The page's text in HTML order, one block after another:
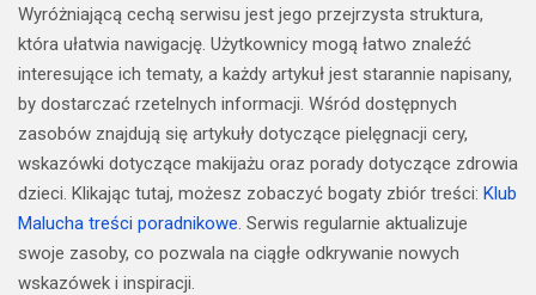
Wyróżniającą cechą serwisu jest jego przejrzysta struktura,
która ułatwia nawigację. Użytkownicy mogą łatwo znaleźć
interesujące ich tematy, a każdy artykuł jest starannie napisany,
by dostarczać rzetelnych informacji. Wśród dostępnych
zasobów znajdują się artykuły dotyczące pielęgnacji cery,
wskazówki dotyczące makijażu oraz porady dotyczące zdrowia
dzieci. Klikając tutaj, możesz zobaczyć bogaty zbiór treści: Klub
Malucha treści poradnikowe. Serwis regularnie aktualizuje
swoje zasoby, co pozwala na ciągłe odkrywanie nowych
wskazówek i inspiracji.